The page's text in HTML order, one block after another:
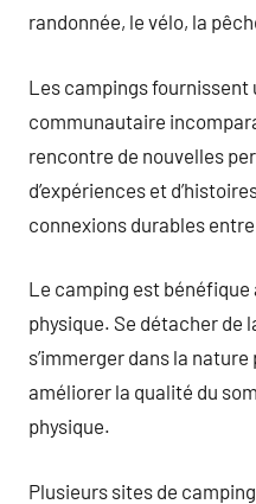
randonnée, le vélo, la
Les campings fournissent
communautaire
rencontre de nouvelles
d’expériences et
connexions durables
Le camping est
physique. Se détacher de
s’immerger dans la
améliorer la qualité du
physique.
Plusieurs sites de